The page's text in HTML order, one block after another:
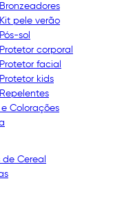
Bronzeadores
Kit pele verão
Pós-sol
Protetor corporal
Protetor facial
Protetor kids
Repelentes
Colorações
de Cereal